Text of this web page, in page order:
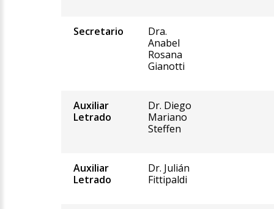
Secretario
Dra.
Anabel
Rosana
Gianotti
Auxiliar
Letrado
Dr. Diego
Mariano
Steffen
Auxiliar
Letrado
Dr. Julián
Fittipaldi